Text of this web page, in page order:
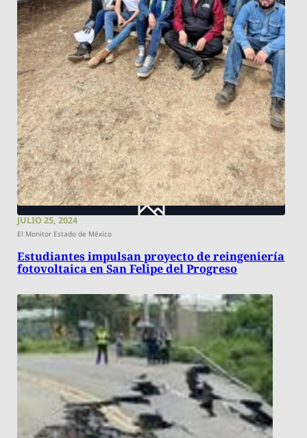
JULIO 25, 2024
El Monitor Estado de México
Estudiantes impulsan proyecto de reingeniería
fotovoltaica en San Felipe del Progreso